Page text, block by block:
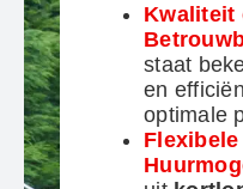
Kwaliteit
staat
en
optimale
Flexibele